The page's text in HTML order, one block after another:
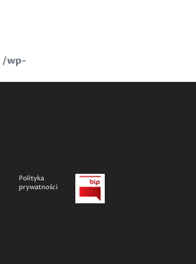
/wp-
Polityka
prywatności